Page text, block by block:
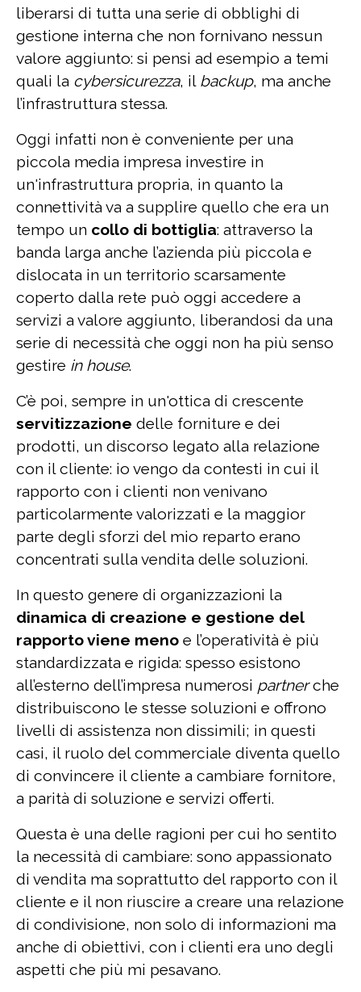
liberarsi di tutta una serie di obblighi di
gestione interna che non fornivano nessun
valore aggiunto: si pensi ad esempio a temi
quali la cybersicurezza, il backup, ma anche
l’infrastruttura stessa.
Oggi infatti non è conveniente per una
piccola media impresa investire in
un'infrastruttura propria, in quanto la
connettività va a supplire quello che era un
tempo un collo di bottiglia: attraverso la
banda larga anche l’azienda più piccola e
dislocata in un territorio scarsamente
coperto dalla rete può oggi accedere a
servizi a valore aggiunto, liberandosi da una
serie di necessità che oggi non ha più senso
gestire in house.
C’è poi, sempre in un'ottica di crescente
servitizzazione delle forniture e dei
prodotti, un discorso legato alla relazione
con il cliente: io vengo da contesti in cui il
rapporto con i clienti non venivano
particolarmente valorizzati e la maggior
parte degli sforzi del mio reparto erano
concentrati sulla vendita delle soluzioni.
In questo genere di organizzazioni la
dinamica di creazione e gestione del
rapporto viene meno e l’operatività è più
standardizzata e rigida: spesso esistono
all’esterno dell’impresa numerosi partnerche
distribuiscono le stesse soluzioni e offrono
livelli di assistenza non dissimili; in questi
casi, il ruolo del commerciale diventa quello
di convincere il cliente a cambiare fornitore,
a parità di soluzione e servizi offerti.
Questa è una delle ragioni per cui ho sentito
la necessità di cambiare: sono appassionato
di vendita ma soprattutto del rapporto con il
cliente e il non riuscire a creare una relazione
di condivisione, non solo di informazioni ma
anche di obiettivi, con i clienti era uno degli
aspetti che più mi pesavano.